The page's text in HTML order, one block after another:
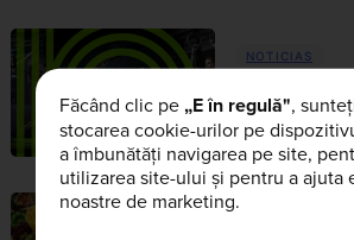
NOTICIAS
¡FUERTES 10
Făcând clic pe„E în regulă",
stocarea cookie-urilor pe
a îmbunătăți navigarea pe site,
utilizarea site-ului și pentru a ajuta
noastre de marketing.